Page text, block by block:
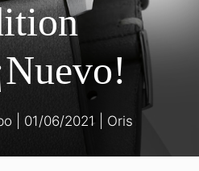
01/06/2021 Oris